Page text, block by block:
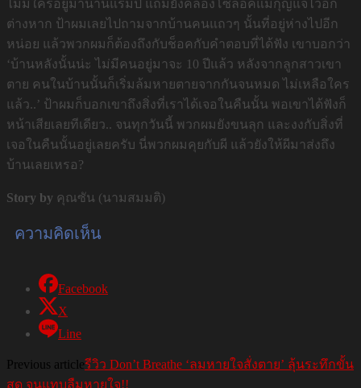
ไม่มีใครอยู่มานานแรมปี แถมยังคล้องโซ่ล็อคแม่กุญแจไว้อีก
ต่างหาก ป้าผมเลยไปถามจากบ้านคนแถวๆ นั้นที่อยู่ห่างไปอีก
หน่อย แล้วพวกผมก็ต้องถึงกับช็อคกับคำตอบที่ได้ฟัง เขาบอกว่า
‘บ้านหลังนั้นน่ะ ไม่มีคนอยู่มาจะ 10 ปีแล้ว หลังจากลูกสาวเขา
ตาย คนในบ้านนั้นก็เริ่มล้มหายตายจากกันจนหมด ไม่เหลือใคร
แล้ว..’ ป้าผมก็บอกเขาถึงสิ่งที่เราได้เจอในคืนนั้น พอเขาได้ฟังก็
หน้าเสียเลยทีเดียว.. จนทุกวันนี้ พวกผมยังขนลุก และงงกับสิ่งที่
เจอในคืนนั้นอยู่เลยครับ นี่พวกผมคุยกับผี แล้วยังให้ผีมาส่งถึง
บ้านเลยเหรอ?
Story by คุณซัน (นามสมมติ)
ความคิดเห็น
Facebook
X
Line
Previous articleรีวิว Don’t Breathe ‘ลมหายใจสั่งตาย’ ลุ้นระทึกขั้น
สุด จนแทบลืมหายใจ!!